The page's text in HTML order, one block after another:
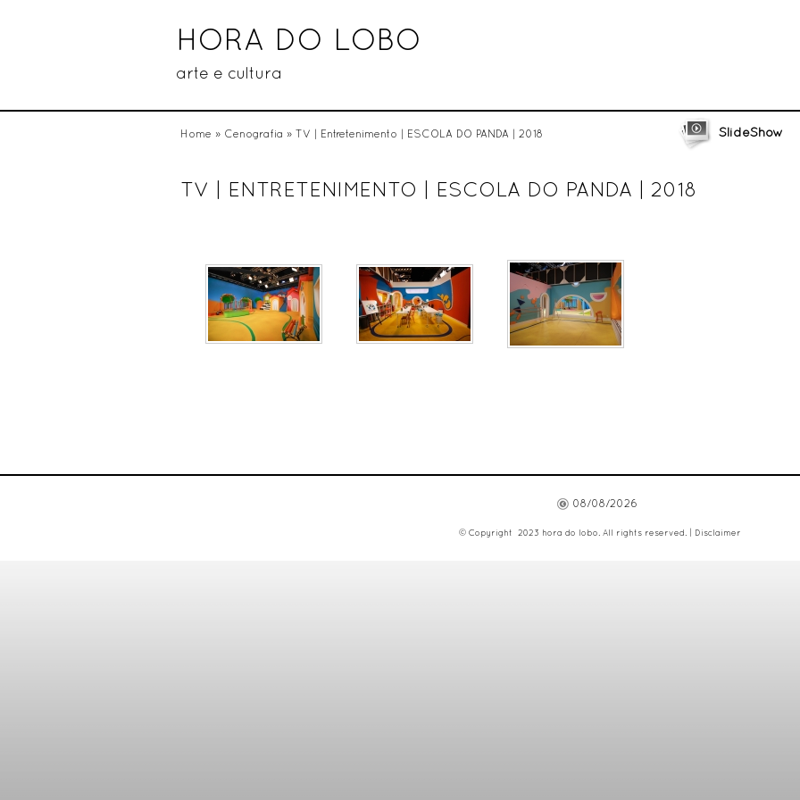
HORA DO LOBO
arte e cultura
Home » Cenografia » TV | Entretenimento | ESCOLA DO PANDA | 2018
TV | ENTRETENIMENTO | ESCOLA DO PANDA | 2018
SlideShow
08/08/2026
© Copyright 2023 hora do lobo. All rights reserved. | Disclaimer